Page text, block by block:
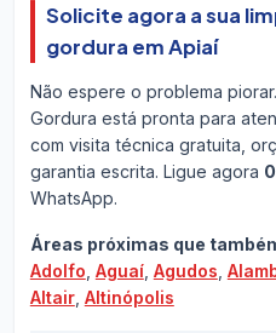
Solicite agora a sua
gordura em Apiaí
Não espere o problema
Gordura está pronta para
com visita técnica gratuita,
garantia escrita. Ligue agora
WhatsApp.
Áreas próximas que
Adolfo Aguaí, Agudos
Altair, Altinópolis